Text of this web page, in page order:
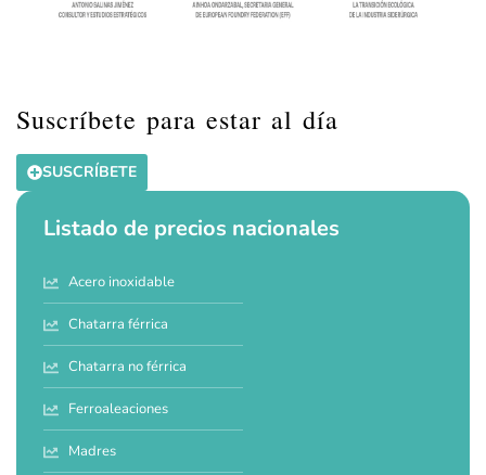
Suscríbete para estar al día
SUSCRÍBETE
Listado de precios nacionales
Acero inoxidable
Chatarra férrica
Chatarra no férrica
Ferroaleaciones
Madres